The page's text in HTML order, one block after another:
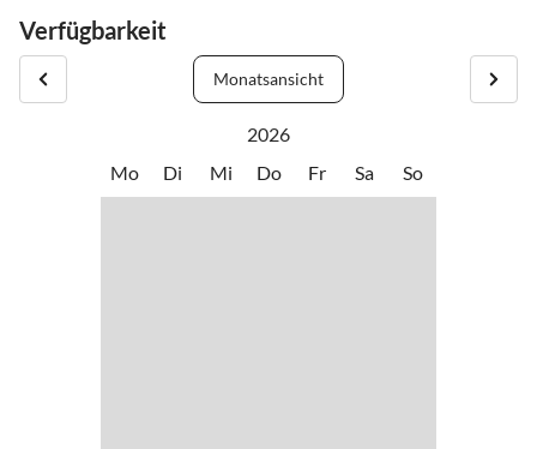
Schlüsselübergabe telefonisch absprechen!
Verfügbarkeit
Monatsansicht
2026
Mo
Di Mi Do Fr Sa So